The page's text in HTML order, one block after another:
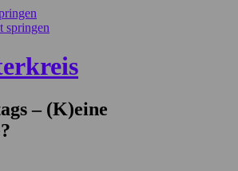
springen
– (K)eine